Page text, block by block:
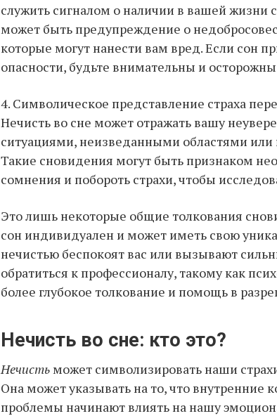
служить сигналом о наличии в вашей жизни
может быть предупреждение о
которые могут нанести вам вред. Если сон
опасности, будьте внимательны и
4. Символическое представление страха
Нечисть во сне может отражать вашу
ситуациями, неизведанными областями
Такие сновидения могут быть признаком
сомнения и побороть страхи, чтобы
Это лишь некоторые общие толкования
сон индивидуален и может иметь свою
нечистью беспокоят вас или вызывают
обратиться к профессионалу, такому как
более глубокое толкование и помощь в
Нечисть во сне: кто это?
Нечистьможет символизировать наши
Она может указывать на то, что
проблемы начинают влиять на нашу